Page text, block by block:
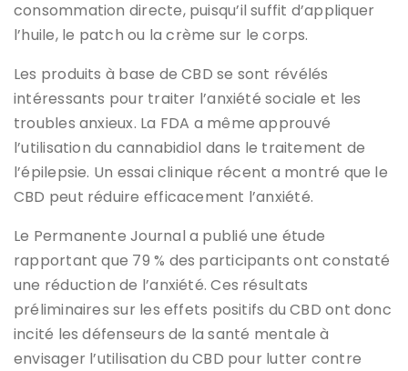
consommation directe, puisqu’il suffit d’appliquer
l’huile, le patch ou la crème sur le corps.
Les produits à base de CBD se sont révélés
intéressants pour traiter l’anxiété sociale et les
troubles anxieux. La FDA a même approuvé
l’utilisation du cannabidiol dans le traitement de
l’épilepsie. Un essai clinique récent a montré que le
CBD peut réduire efficacement l’anxiété.
Le Permanente Journal a publié une étude
rapportant que 79 % des participants ont constaté
une réduction de l’anxiété. Ces résultats
préliminaires sur les effets positifs du CBD ont donc
incité les défenseurs de la santé mentale à
envisager l’utilisation du CBD pour lutter contre